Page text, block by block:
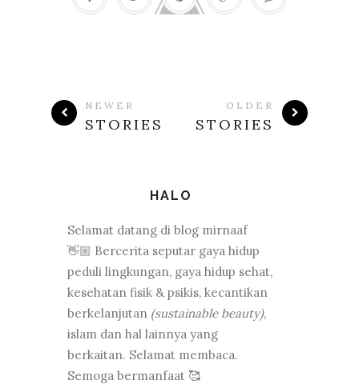
NEWER
STORIES
OLDER
STORIES
HALO
Selamat datang di blog mirnaaf
👋🏼 Bercerita seputar gaya hidup
peduli lingkungan, gaya hidup sehat,
kesehatan fisik & psikis, kecantikan
berkelanjutan (sustainable beauty),
islam dan hal lainnya yang
berkaitan. Selamat membaca.
Semoga bermanfaat 🥰